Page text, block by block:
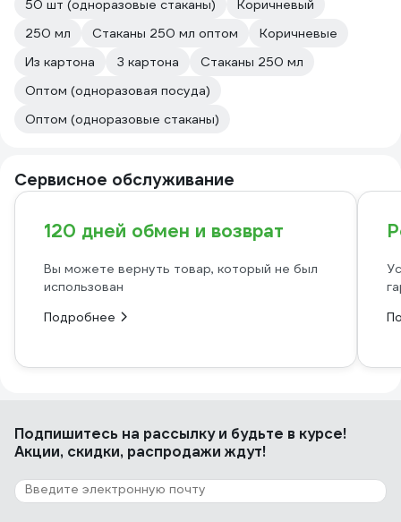
50 шт (одноразовые стаканы)
Коричневый
250 мл
Стаканы 250 мл оптом
Коричневые
Из картона
З картона
Стаканы 250 мл
Оптом (одноразовая посуда)
Оптом (одноразовые стаканы)
Сервисное обслуживание
120 дней обмен и возврат
Вы можете вернуть товар, который не был
использован
Подробнее
Подпишитесь на рассылкуи будьте в курсе!
Акции, скидки, распродажи ждут!